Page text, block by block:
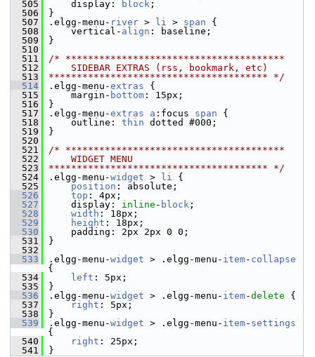
  505
display: block ;
  506
}
  507
.elgg-menu- river > li > span {
  508
vertical- align : baseline;
  509
}
  510
  511
/* ***************************************
  512
    SIDEBAR EXTRAS (rss, bookmark, etc)
  513
*************************************** */
  514
.elgg-menu-extras {
  515
margin- bottom : 15px;
  516
}
  517
.elgg-menu-extras a :focus span {
  518
outline: thin dotted #000;
  519
}
  520
  521
/* ***************************************
  522
    WIDGET MENU
  523
*************************************** */
  524
.elgg-menu-widget > li {
  525
position : absolute;
  526
top : 4px;
  527
display: inline - block ;
  528
width : 18px;
  529
height : 18px;
  530
padding: 2px 2px 0 0;
  531
}
  532
  533
.elgg-menu-widget > .elgg-menu- item- collapse
{
  534
left : 5px;
  535
}
  536
.elgg-menu-widget > .elgg-menu- item-delete {
  537
right : 5px;
  538
}
  539
.elgg-menu-widget > .elgg-menu- item- settings
{
  540
right : 25px;
  541
}